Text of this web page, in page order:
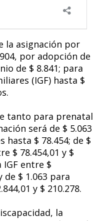
la asignación por
por adopción de
de $ 8.841; para
(IGF) hasta $
tanto para prenatal
será de $ 5.063
hasta $ 78.454; de $
$ 78.454,01 y $
IGF entre $
de $ 1.063 para
y $ 210.278.
la